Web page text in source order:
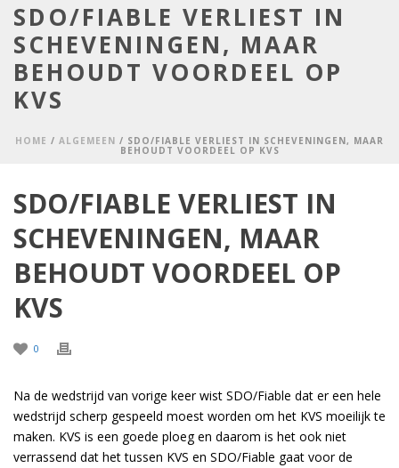
SDO/FIABLE VERLIEST IN
SCHEVENINGEN, MAAR
BEHOUDT VOORDEEL OP
KVS
HOME / ALGEMEEN / SDO/FIABLE VERLIEST IN SCHEVENINGEN, MAAR
BEHOUDT VOORDEEL OP KVS
SDO/FIABLE VERLIEST IN
SCHEVENINGEN, MAAR
BEHOUDT VOORDEEL OP
KVS
0
Na de wedstrijd van vorige keer wist SDO/Fiable dat er een hele
wedstrijd scherp gespeeld moest worden om het KVS moeilijk te
maken. KVS is een goede ploeg en daarom is het ook niet
verrassend dat het tussen KVS en SDO/Fiable gaat voor de